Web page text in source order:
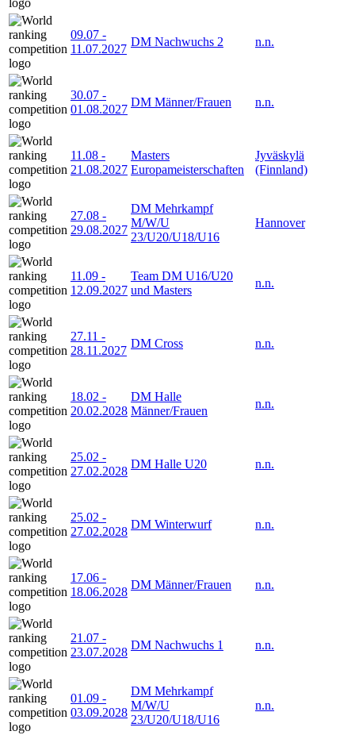
09.07 -
11.07.2027
DM Nachwuchs 2 n.n.
30.07 -
01.08.2027
DM Männer/Frauen n.n.
11.08 -
21.08.2027
Masters
Europameisterschaften
Jyväskylä
(Finnland)
27.08 -
29.08.2027
DM Mehrkampf
M/W/U
23/U20/U18/U16
Hannover
11.09 -
12.09.2027
Team DM U16/U20
und Masters
n.n.
27.11 -
28.11.2027
DM Cross n.n.
18.02 -
20.02.2028
DM Halle
Männer/Frauen
n.n.
25.02 -
27.02.2028
DM Halle U20 n.n.
25.02 -
27.02.2028
DM Winterwurf n.n.
17.06 -
18.06.2028
DM Männer/Frauen n.n.
21.07 -
23.07.2028
DM Nachwuchs 1 n.n.
01.09 -
03.09.2028
DM Mehrkampf
M/W/U
23/U20/U18/U16
n.n.